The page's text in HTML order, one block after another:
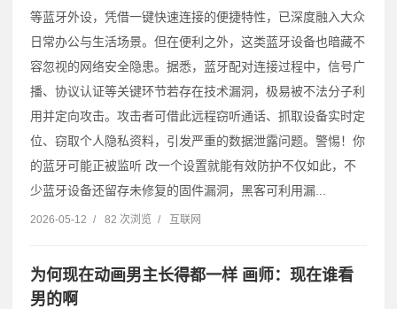
等蓝牙外设，凭借一键快速连接的便捷特性，已深度融入大众
日常办公与生活场景。但在便利之外，这类蓝牙设备也暗藏不
容忽视的网络安全隐患。据悉，蓝牙配对连接过程中，信号广
播、协议认证等关键环节若存在技术漏洞，极易被不法分子利
用并定向攻击。攻击者可借此远程窃听通话、抓取设备实时定
位、窃取个人隐私资料，引发严重的数据泄露问题。警惕！你
的蓝牙可能正被监听 改一个设置就能有效防护不仅如此，不
少蓝牙设备还留存未修复的固件漏洞，黑客可利用漏...
2026-05-12 / 82 次浏览 / 互联网
为何现在动画男主长得都一样 画师：现在谁看
男的啊